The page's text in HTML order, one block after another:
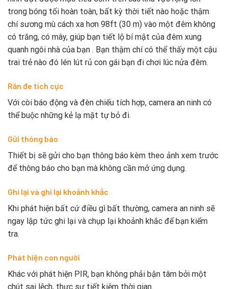
trong bóng tối hoàn toàn, bất kỳ thời tiết nào hoặc thậm
chí sương mù cách xa hơn 98ft (30 m) vào một đêm không
có trăng, có mây, giúp bạn tiết lộ bí mật của đêm xung
quanh ngôi nhà của bạn . Bạn thậm chí có thể thấy một cậu
trai trẻ nào đó lén lút rủ con gái bạn đi chơi lúc nửa đêm.
Răn đe tích cực
Với còi báo động và đèn chiếu tích hợp, camera an ninh có
thể buộc những kẻ lạ mặt tự bỏ đi.
Gửi thông báo
Thiết bị sẽ gửi cho bạn thông báo kèm theo ảnh xem trước
để thông báo cho bạn mà không cần mở ứng dụng.
Ghi lại và ghi lại khoảnh khắc
Khi phát hiện bất cứ điều gì bất thường, camera an ninh sẽ
ngay lập tức ghi lại và chụp lại khoảnh khắc để bạn kiểm
tra.
Phát hiện con người
Khác với phát hiện PIR, bạn không phải bận tâm bởi một
chút sai lệch, thực sự tiết kiệm thời gian.